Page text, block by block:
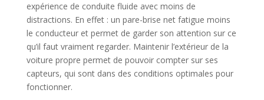
expérience de conduite fluide avec moins de
distractions. En effet : un pare-brise net fatigue moins
le conducteur et permet de garder son attention sur ce
qu’il faut vraiment regarder. Maintenir l’extérieur de la
voiture propre permet de pouvoir compter sur ses
capteurs, qui sont dans des conditions optimales pour
fonctionner.